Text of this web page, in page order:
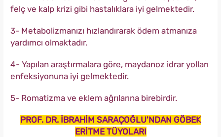
felç ve kalp krizi gibi hastalıklara iyi gelmektedir.
3- Metabolizmanızı hızlandırarak ödem atmanıza
yardımcı olmaktadır.
4- Yapılan araştırmalara göre, maydanoz idrar yolları
enfeksiyonuna iyi gelmektedir.
5- Romatizma ve eklem ağrılarına birebirdir.
PROF. DR. İBRAHİM SARAÇOĞLU'NDAN GÖBEK
ERİTME TÜYOLARI